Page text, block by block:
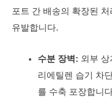
포트 간 배송의 확장된
유발합니다.
수분 장벽: 외부
리에틸렌 습기 차
를 수축 포장합니